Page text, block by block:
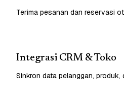
Terima pesanan dan reservasi
Integrasi CRM & Toko
Sinkron data pelanggan, produk,